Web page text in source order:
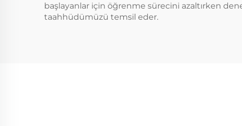
başlayanlar için öğrenme sürecini azaltırken
taahhüdümüzü temsil eder.